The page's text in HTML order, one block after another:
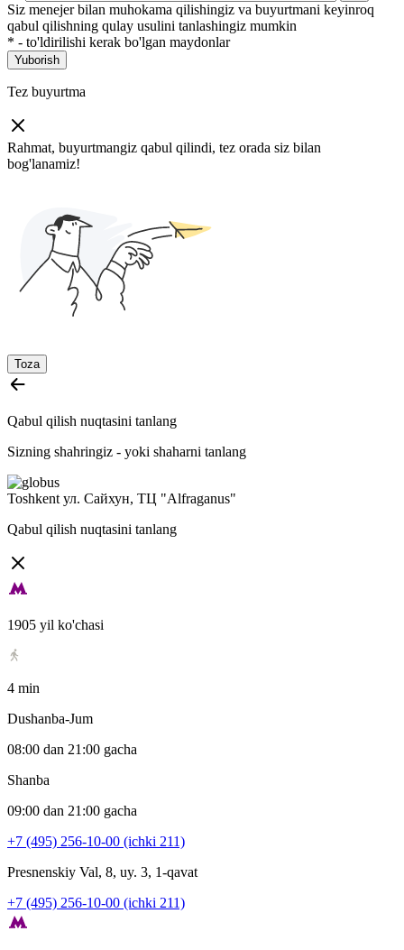
Siz menejer bilan muhokama qilishingiz va buyurtmani keyinroq
qabul qilishning qulay usulini tanlashingiz mumkin
* - to'ldirilishi kerak bo'lgan maydonlar
Yuborish
Tez buyurtma
Rahmat, buyurtmangiz qabul qilindi, tez orada siz bilan
bog'lanamiz!
Toza
Qabul qilish nuqtasini tanlang
Sizning shahringiz - yoki shaharni tanlang
Toshkent ул. Сайхун, ТЦ "Alfraganus"
Qabul qilish nuqtasini tanlang
1905 yil ko'chasi
4 min
Dushanba-Jum
08:00 dan 21:00 gacha
Shanba
09:00 dan 21:00 gacha
+7 (495) 256-10-00 (ichki 211)
Presnenskiy Val, 8, uy. 3, 1-qavat
+7 (495) 256-10-00 (ichki 211)